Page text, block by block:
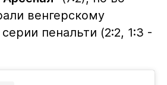
венгерскому
серии пенальти (2:2, 1:3 -